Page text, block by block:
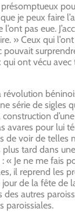
je peux faire
pas eue.
» Ceux qui
ont vécu
révolution
série de sigles
avares pour lui
de voir de telles
tard dans
« Je ne me fais
il reprend les
de la fête de
autres
paroissiales.